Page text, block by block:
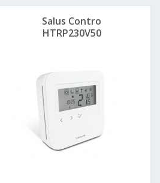
Salus Contro
HTRP230V50
temperatury